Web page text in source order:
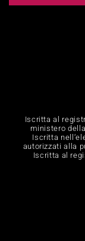
Iscritta al
ministero
Iscritta
autorizzati alla
Iscritta al